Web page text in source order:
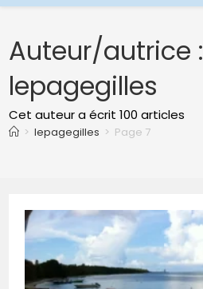
Auteur/autrice :
lepagegilles
Cet auteur a écrit 100 articles
> lepagegilles > Page 7